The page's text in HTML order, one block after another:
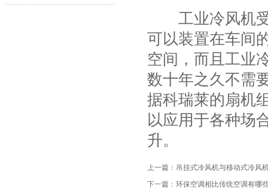
工业冷风机受
可以装置在车间
空间，而且工业
数十年之久不需
据科瑞莱的扇机
以应用于各种场
升。
上一篇： 吊挂式冷风机与移动式冷风
下一篇： 环保空调相比传统空调有哪